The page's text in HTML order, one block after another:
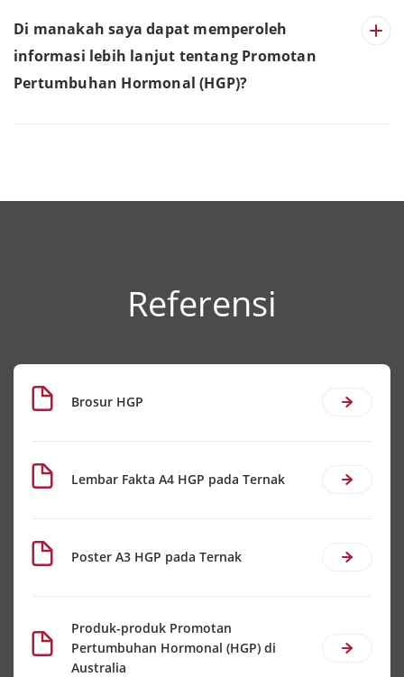
Di manakah saya dapat memperoleh
informasi lebih lanjut tentang Promotan
Pertumbuhan Hormonal (HGP)?
Referensi
Brosur HGP
Lembar Fakta A4 HGP pada Ternak
Poster A3 HGP pada Ternak
Produk-produk Promotan
Pertumbuhan Hormonal (HGP) di
Australia